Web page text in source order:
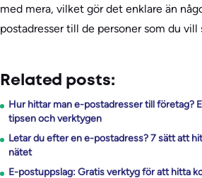
med mera, vilket gör det enklare än
postadresser till de personer som du vill
Related posts:
Hur hittar man e-postadresser till företag?
tipsen och verktygen
Letar du efter en e-postadress? 7 sätt att
nätet
E-postuppslag: Gratis verktyg för att hitta